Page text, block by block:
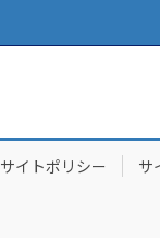
サイトポリシー サ